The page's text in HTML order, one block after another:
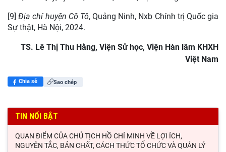
[9]Địa chí huyện Cô Tô, Quảng Ninh, Nxb Chính trị Quốc gia
Sự thật, Hà Nội, 2024.
TS. Lê Thị Thu Hằng, Viện Sử học, Viện Hàn lâm KHXH
Việt Nam
Chia sẻ Sao chép
TIN NỔI BẬT
QUAN ĐIỂM CỦA CHỦ TỊCH HỒ CHÍ MINH VỀ LỢI ÍCH,
NGUYÊN TẮC, BẢN CHẤT, CÁCH THỨC TỔ CHỨC VÀ QUẢN LÝ